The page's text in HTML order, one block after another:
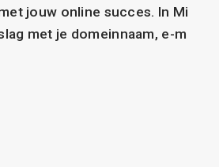
jouw online succes. In Mi
met je domeinnaam, e-m